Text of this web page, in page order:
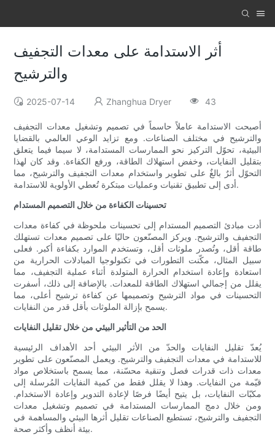
أثر الاستدامة على معدات التجفيف
والترشيح
2025-07-14 Zhanghua Dryer 43
أصبحت الاستدامة عاملاً حاسماً في تصميم وتشغيل معدات التجفيف
والترشيح في مختلف الصناعات. ومع تزايد الوعي العالمي بالقضايا
البيئية، تحوّل التركيز نحو الممارسات المستدامة، لا سيما فيما يتعلق
بتقليل النفايات، وخفض استهلاك الطاقة، ورفع الكفاءة. وقد كان لهذا
التحوّل أثرٌ بالغٌ على تطوير واستخدام معدات التجفيف والترشيح، مما
أدى إلى تطبيق تقنيات وعمليات مبتكرة تُعطي الأولوية للاستدامة.
تحسينات الكفاءة من خلال التصميم المستدام
أدت مبادئ التصميم المستدام إلى تحسينات ملحوظة في كفاءة معدات
التجفيف والترشيح. ويركز المصنّعون حاليًا على تصميم معدات تستهلك
طاقة أقل، وتُصدر ملوثات أقل، وتستخدم الموارد بكفاءة أكبر. فعلى
سبيل المثال، مكّنت التطورات في تكنولوجيا المبادلات الحرارية من
استعادة وإعادة استخدام الحرارة المتولدة أثناء عملية التجفيف، مما
يقلل من إجمالي استهلاك الطاقة للمعدات. بالإضافة إلى ذلك، أسفرت
التحسينات في مواد الترشيح وتصميمها عن كفاءة ترشيح أعلى، مما
يسمح بإزالة الملوثات بأقل قدر من النفايات.
الحد من التأثير البيئي من خلال تقليل النفايات
يُعدّ تقليل النفايات والحدّ من الأثر البيئي أحد الأهداف الرئيسية
للاستدامة في معدات التجفيف والترشيح. ويعمل المصنّعون على تطوير
معدات ذات قدرات فصل وتنقية محسّنة، مما يسمح باستخلاص مواد
قيّمة من النفايات. وهذا لا يقلل فقط من كمية النفايات المُرسلة إلى
مكبّات النفايات، بل يتيح أيضًا فرصًا لإعادة التدوير وإعادة الاستخدام.
ومن خلال دمج الممارسات المستدامة في تصميم وتشغيل معدات
التجفيف والترشيح، تستطيع الصناعات تقليل أثرها البيئي والمساهمة في
بيئة أنظف وأكثر صحة.